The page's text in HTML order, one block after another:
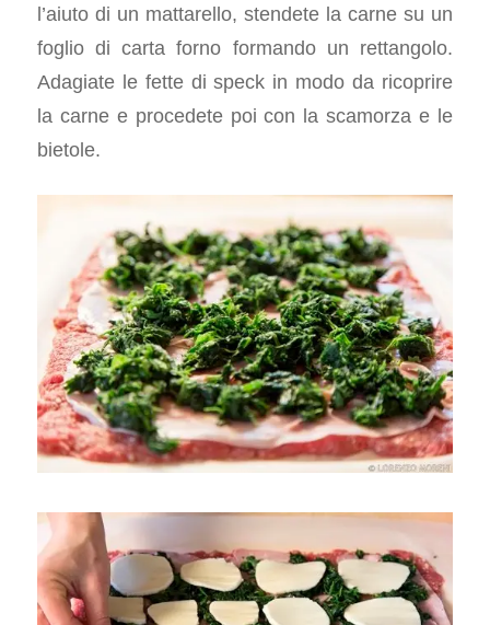
l’aiuto di un mattarello, stendete la carne su un
foglio di carta forno formando un rettangolo.
Adagiate le fette di speck in modo da ricoprire
la carne e procedete poi con la scamorza e le
bietole.